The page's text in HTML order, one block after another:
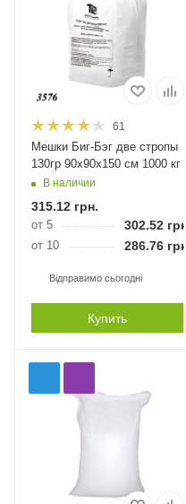
61
Мешки Биг-Бэг две стропы
130гр 90x90x150 см 1000 кг
В наличии
315.12 грн.
от 5 302.52 грн.
от 10 286.76 грн.
Відправимо сьогодні
Купить